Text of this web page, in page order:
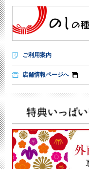
ご利用案内
店舗情報ページへ